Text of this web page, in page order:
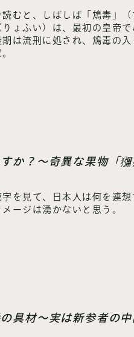
むと、しばしば「鴆毒」
ょふい）は、最初の皇帝
は流刑に処され、鴆毒の
か？～奇異な果物「獼
を見て、日本人は何を連
ージは湧かないと思う。
具材～実は新参者の